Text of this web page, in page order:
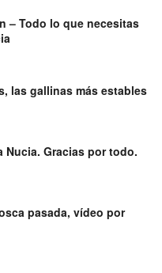
– Todo lo que necesitas
las gallinas más estables
Nucia. Gracias por todo.
pasada, vídeo por